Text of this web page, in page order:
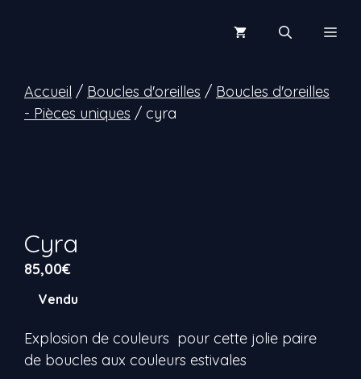
Accueil / Boucles d'oreilles / Boucles d'oreilles
- Pièces uniques / cyra
Cyra
85,00€
Vendu
Explosion de couleurs pour cette jolie paire
de boucles aux couleurs estivales